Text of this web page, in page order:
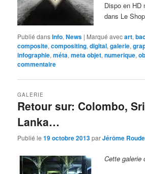
Dispo en HD
dans Le
Publié dansInfo,News | Marqué avecart,
composite,compositing,digital,galerie,
infographie,méta,meta objet,numerique,
commentaire
Retour sur: Colombo, Sri
Lanka…
GALERIE
Publié le19 octobre 2013parJérôme
Cette galerie